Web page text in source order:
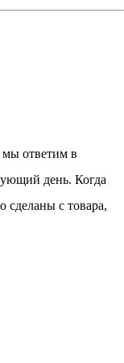
мы ответим в
день. Когда
сделаны с товара,